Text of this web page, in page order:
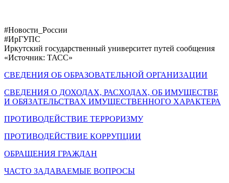
#Новости_России
#ИрГУПС
Иркутский государственный университет путей сообщения
«Источник: ТАСС»
СВЕДЕНИЯ ОБ ОБРАЗОВАТЕЛЬНОЙ ОРГАНИЗАЦИИ
СВЕДЕНИЯ О ДОХОДАХ, РАСХОДАХ, ОБ ИМУЩЕСТВЕ
И ОБЯЗАТЕЛЬСТВАХ ИМУЩЕСТВЕННОГО ХАРАКТЕРА
ПРОТИВОДЕЙСТВИЕ ТЕРРОРИЗМУ
ПРОТИВОДЕЙСТВИЕ КОРРУПЦИИ
ОБРАЩЕНИЯ ГРАЖДАН
ЧАСТО ЗАДАВАЕМЫЕ ВОПРОСЫ